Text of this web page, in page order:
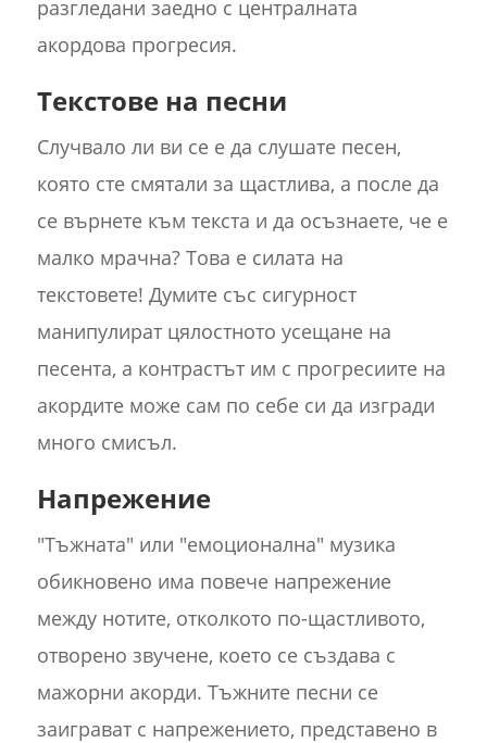
разгледани заедно с централната
акордова прогресия.
Текстове на песни
Случвало ли ви се е да слушате песен,
която сте смятали за щастлива, а после да
се върнете към текста и да осъзнаете, че е
малко мрачна? Това е силата на
текстовете! Думите със сигурност
манипулират цялостното усещане на
песента, а контрастът им с прогресиите на
акордите може сам по себе си да изгради
много смисъл.
Напрежение
"Тъжната" или "емоционална" музика
обикновено има повече напрежение
между нотите, отколкото по-щастливото,
отворено звучене, което се създава с
мажорни акорди. Тъжните песни се
заиграват с напрежението, представено в